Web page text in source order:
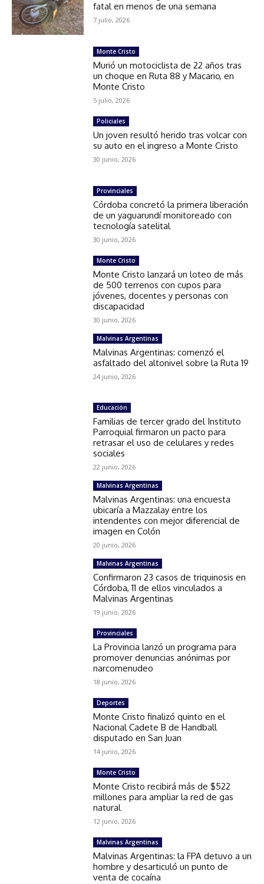
fatal en menos de una semana
7 julio, 2026
Monte Cristo
Murió un motociclista de 22 años tras
un choque en Ruta 88 y Macario, en
Monte Cristo
5 julio, 2026
Policiales
Un joven resultó herido tras volcar con
su auto en el ingreso a Monte Cristo
30 junio, 2026
Provinciales
Córdoba concretó la primera liberación
de un yaguarundí monitoreado con
tecnología satelital
30 junio, 2026
Monte Cristo
Monte Cristo lanzará un loteo de más
de 500 terrenos con cupos para
jóvenes, docentes y personas con
discapacidad
30 junio, 2026
Malvinas Argentinas
Malvinas Argentinas: comenzó el
asfaltado del altonivel sobre la Ruta 19
24 junio, 2026
Educación
Familias de tercer grado del Instituto
Parroquial firmaron un pacto para
retrasar el uso de celulares y redes
sociales
22 junio, 2026
Malvinas Argentinas
Malvinas Argentinas: una encuesta
ubicaría a Mazzalay entre los
intendentes con mejor diferencial de
imagen en Colón
20 junio, 2026
Malvinas Argentinas
Confirmaron 23 casos de triquinosis en
Córdoba, 11 de ellos vinculados a
Malvinas Argentinas
19 junio, 2026
Provinciales
La Provincia lanzó un programa para
promover denuncias anónimas por
narcomenudeo
18 junio, 2026
Deportes
Monte Cristo finalizó quinto en el
Nacional Cadete B de Handball
disputado en San Juan
14 junio, 2026
Monte Cristo
Monte Cristo recibirá más de $522
millones para ampliar la red de gas
natural
12 junio, 2026
Malvinas Argentinas
Malvinas Argentinas: la FPA detuvo a un
hombre y desarticuló un punto de
venta de cocaína